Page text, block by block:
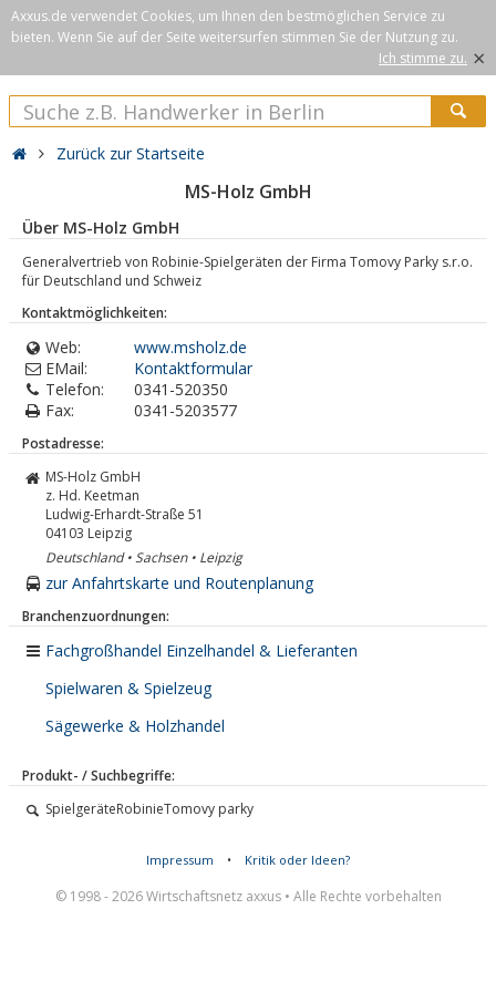
Axxus.de verwendet Cookies, um Ihnen den bestmöglichen Service zu
bieten. Wenn Sie auf der Seite weitersurfen stimmen Sie der Nutzung zu.
Ich stimme zu. ×
Zurück zur Startseite
MS-Holz GmbH
Über MS-Holz GmbH
Generalvertrieb von Robinie-Spielgeräten der Firma Tomovy Parky s.r.o.
für Deutschland und Schweiz
Kontaktmöglichkeiten:
Web:
www.msholz.de
EMail:
Kontaktformular
Telefon:
0341-520350
Fax:
0341-5203577
Postadresse:
MS-Holz GmbH
z. Hd. Keetman
Ludwig-Erhardt-Straße 51
04103 Leipzig
Deutschland • Sachsen • Leipzig
zur Anfahrtskarte und Routenplanung
Branchenzuordnungen:
Fachgroßhandel Einzelhandel & Lieferanten
Spielwaren & Spielzeug
Sägewerke & Holzhandel
Produkt- / Suchbegriffe:
SpielgeräteRobinieTomovy parky
Impressum • Kritik oder Ideen?
© 1998 - 2026 Wirtschaftsnetz axxus • Alle Rechte vorbehalten